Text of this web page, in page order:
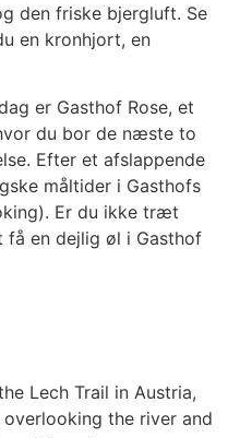
den friske bjergluft. Se
en kronhjort, en
er Gasthof Rose, et
du bor de næste to
Efter et afslappende
måltider i Gasthofs
Er du ikke træt
få en dejlig øl i Gasthof